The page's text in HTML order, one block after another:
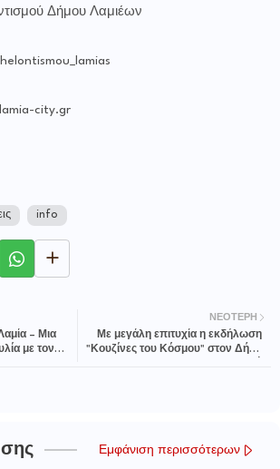
Δήμου Λαμιέων
city.gr
info
ΝΕΌΤΕΡΗ
Με μεγάλη επιτυχία η εκδήλωση
"Κουζίνες του Κόσμου" στον Δήμο
– Μια
με τον
Εμφάνιση περισσότερων